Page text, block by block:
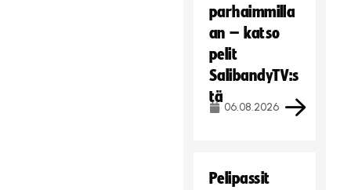
parhaimmilla
an – katso
pelit
SalibandyTV:s
tä
06.08.2026
Pelipassit